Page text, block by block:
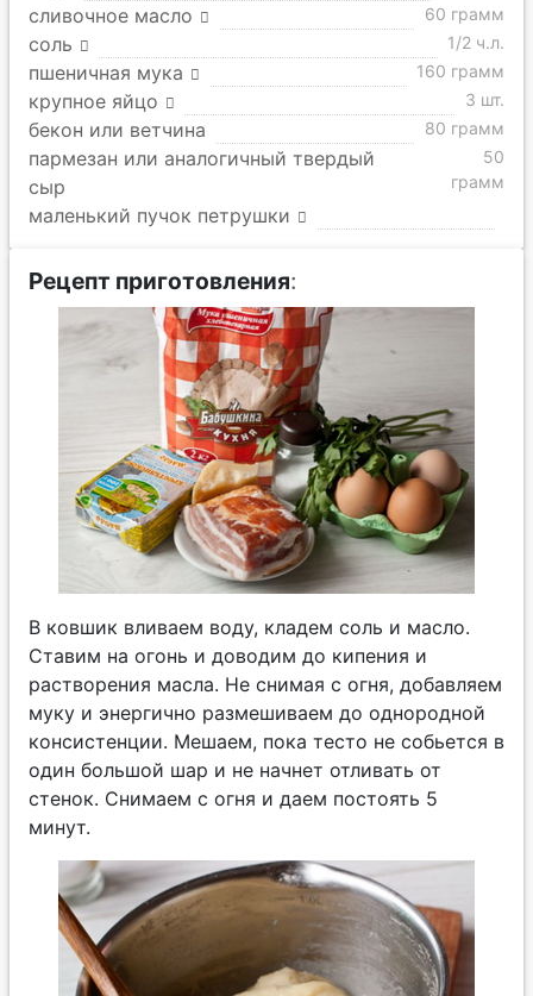
сливочное масло 60 грамм
соль 1/2 ч.л.
пшеничная мука 160 грамм
крупное яйцо 3 шт.
бекон или ветчина 80 грамм
пармезан или аналогичный твердый
сыр
50
грамм
маленький пучок петрушки
Рецепт приготовления:
В ковшик вливаем воду, кладем соль и масло.
Ставим на огонь и доводим до кипения и
растворения масла. Не снимая с огня, добавляем
муку и энергично размешиваем до однородной
консистенции. Мешаем, пока тесто не собьется в
один большой шар и не начнет отливать от
стенок. Снимаем с огня и даем постоять 5
минут.